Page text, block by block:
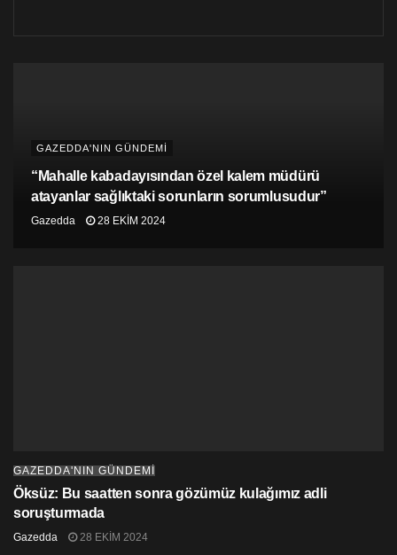
ne göre, üç gün süreyle ev karantinasına giren
Sağlık Bakanı Ali Pilli’nin, Meclis Genel Kurul
toplantısına katılmayacak olması nedeniyle, oturumun
nisaba takılabileceği konuşuluyor.
Bakan Ali Pilli’nin, muhalefete mensup bir
GAZEDDA'NIN GÜNDEMİ
“Mahalle kabadayısından özel kalem müdürü
atayanlar sağlıktaki sorunların sorumlusudur”
Gazedda 28 EKIM 2024
GAZEDDA'NIN GÜNDEMİ
Öksüz: Bu saatten sonra gözümüz kulağımız adli
soruşturmada
Gazedda 28 EKIM 2024